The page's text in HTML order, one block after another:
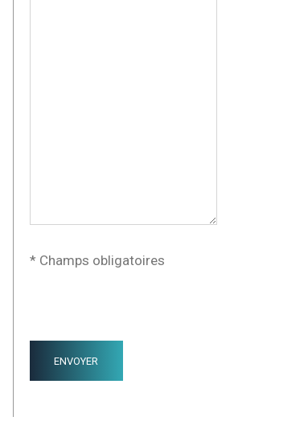
* Champs obligatoires